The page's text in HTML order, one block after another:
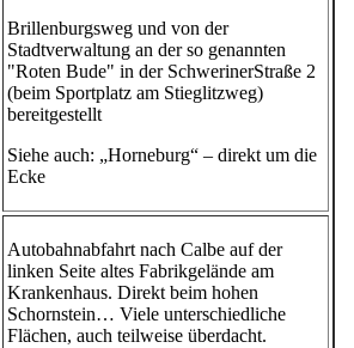
Brillenburgsweg und von der
Stadtverwaltung an der so genannten
"Roten Bude" in der SchwerinerStraße 2
(beim Sportplatz am Stieglitzweg)
bereitgestellt
Siehe auch: „Horneburg“ – direkt um die
Ecke
Autobahnabfahrt nach Calbe auf der
linken Seite altes Fabrikgelände am
Krankenhaus. Direkt beim hohen
Schornstein… Viele unterschiedliche
Flächen, auch teilweise überdacht.